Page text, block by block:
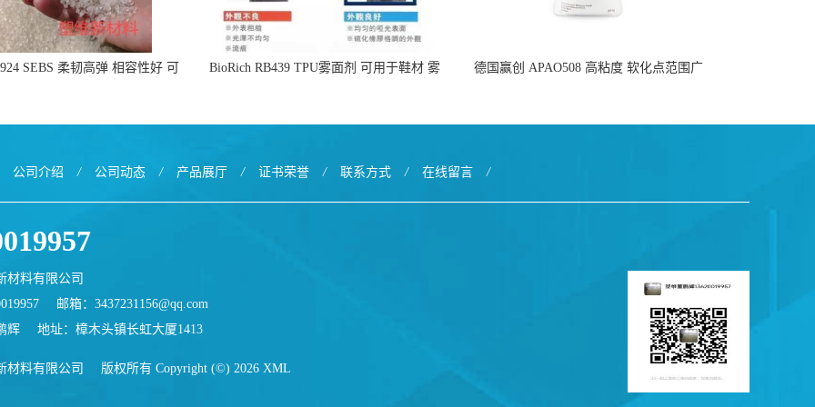
SEBS 柔韧高弹 相容性好 可
BioRich RB439 TPU雾面剂 可用于鞋材 雾
德国赢创 APAO508 高粘度 软化点范围广
公司介绍 / 公司动态 / 产品展厅 / 证书荣誉 / 联系方式 / 在线留言 /
材料有限公司
邮箱： 3437231156@qq.com
辉
地址：樟木头镇长虹大厦1413
材料有限公司 版权所有 Copyright (©) 2026 XML